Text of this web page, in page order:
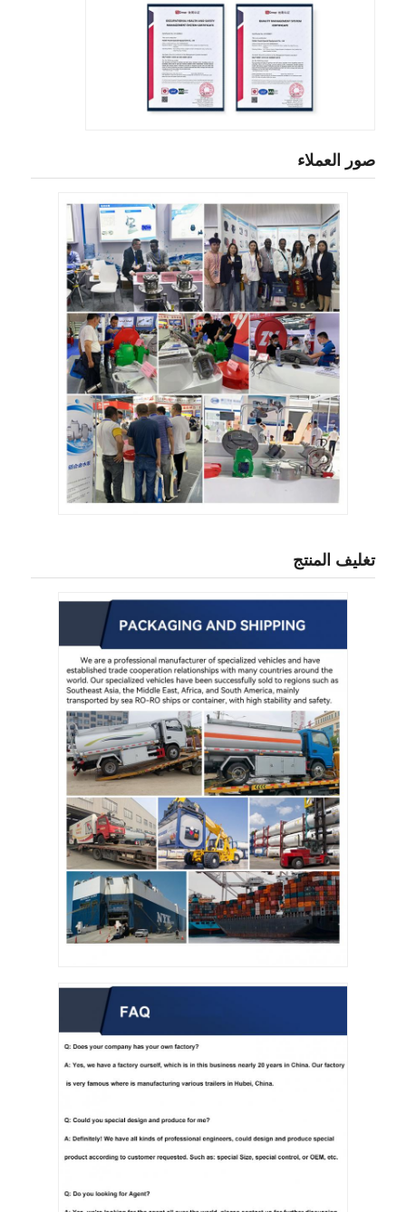
صور العملاء
تغليف المنتج